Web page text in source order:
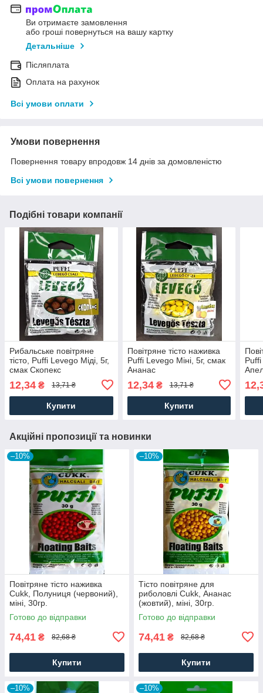
Ви отримаєте замовлення
або гроші повернуться на вашу картку
Детальніше
Післяплата
Оплата на рахунок
Всі умови оплати
Умови повернення
Повернення товару впродовж 14 днів за домовленістю
Всі умови повернення
Подібні товари компанії
Рибальське повітряне
тісто, Puffi Levego Міді, 5г,
смак Скопекс
12,34 ₴ 13,71 ₴
Купити
Повітряне тісто наживка
Puffi Levego Міні, 5г, смак
Ананас
12,34₴ 13,71 ₴
Купити
Puffi
Акційні пропозиції та новинки
–10%
Повітряне тісто наживка
Cukk, Полуниця (червоний),
міні, 30гр.
Готово до відправки
74,41 ₴ 82,68 ₴
Купити
–10%
Тісто повітряне для
риболовлі Cukk, Ананас
(жовтий), міні, 30гр.
Готово до відправки
74,41 ₴ 82,68 ₴
Купити
–10% –10%